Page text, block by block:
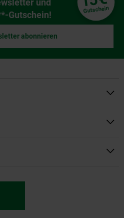
Gutschein!
Gutschein
abonnieren